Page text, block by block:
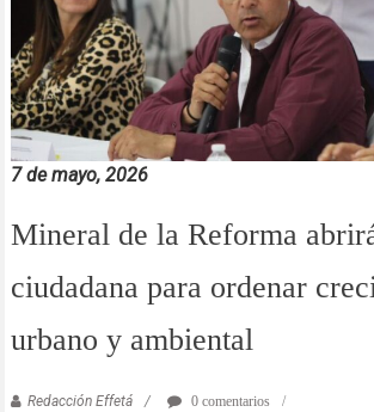
7 de mayo, 2026
Mineral de la Reforma
ciudadana para ordenar
urbano y ambiental
Redacción Effetá 0 comentarios